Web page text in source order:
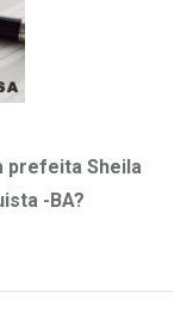
prefeita Sheila
-BA?